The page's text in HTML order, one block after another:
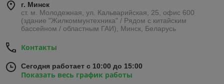
г. Минск
ст. м. Молодежная, ул. Кальварийская, 25, офис 600
(здание "Жилкоммунтехника" / Рядом с китайским
бассейном / областным ГАИ), Минск, Беларусь
Контакты
Сегодня работает с 10:00 до 15:00
Показать весь график работы